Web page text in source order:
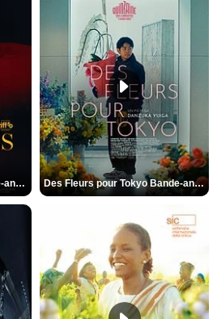
Les Silences de Riyad Bande-annonce VO STFR Des Fleurs pour Tokyo Bande-annonce VO STFR